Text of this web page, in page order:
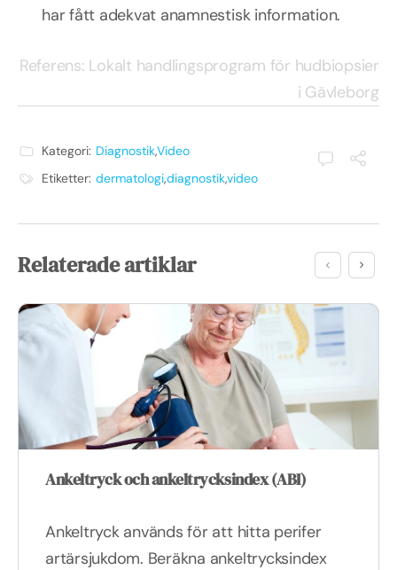
har fått adekvat anamnestisk information.
Referens: Lokalt handlingsprogram för hudbiopsier
i Gävleborg
Kategori: Diagnostik,Video
Etiketter: dermatologi,diagnostik,video
Relaterade artiklar
Ankeltryck och ankeltrycksindex (ABI)
Ankeltryck används för att hitta perifer
artärsjukdom. Beräkna ankeltrycksindex